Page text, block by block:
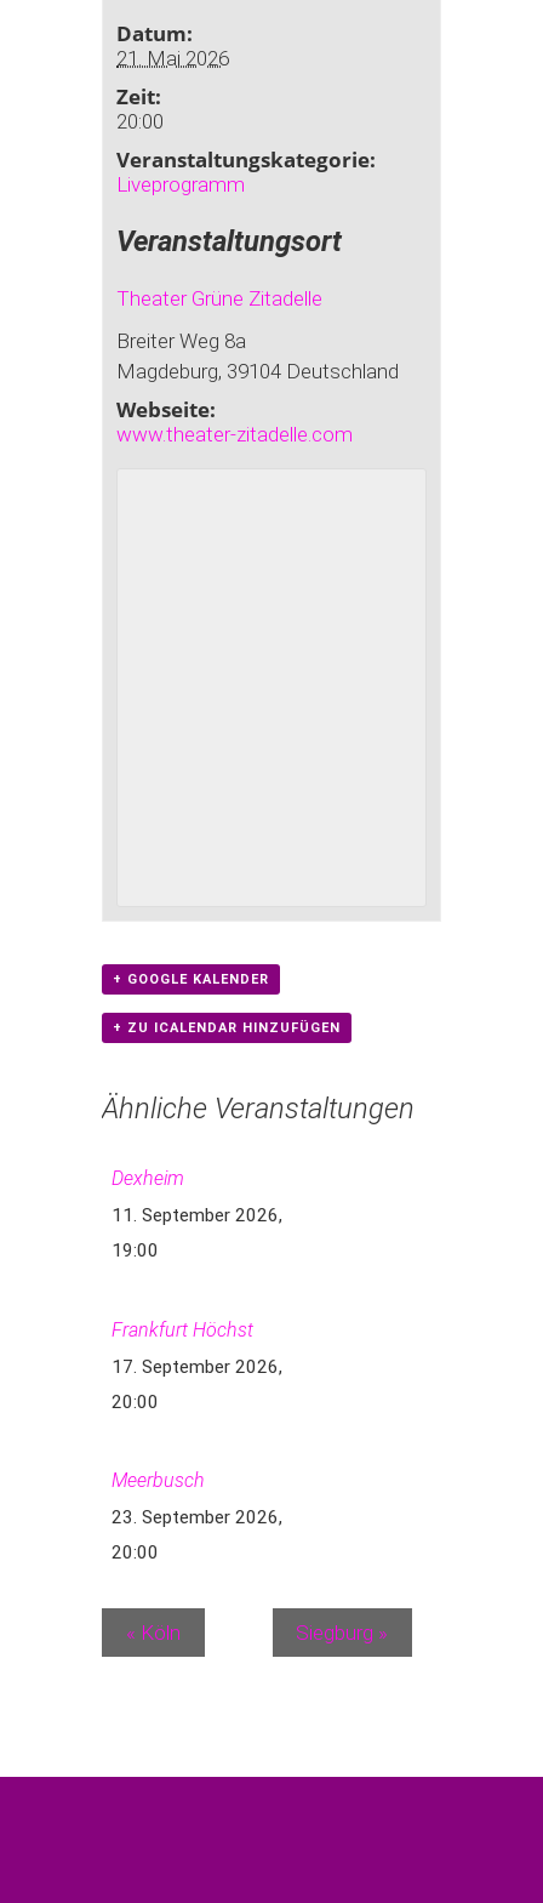
+ GOOGLE KALENDER
+ ZU ICALENDAR HINZUFÜGEN
Datum:
21. Mai 2026
Zeit:
20:00
Veranstaltungskategorie:
Liveprogramm
Veranstaltungsort
Theater Grüne Zitadelle
Breiter Weg 8a
Magdeburg, 39104 Deutschland
Webseite:
www.theater-zitadelle.com
Ähnliche Veranstaltungen
Dexheim
11. September 2026,
19:00
Frankfurt Höchst
17. September 2026,
20:00
Meerbusch
23. September 2026,
20:00
« Köln Siegburg »